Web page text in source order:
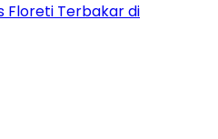
Floreti Terbakar di